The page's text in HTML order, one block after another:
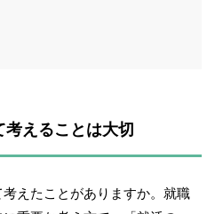
えることは大切
えたことがありますか。就職